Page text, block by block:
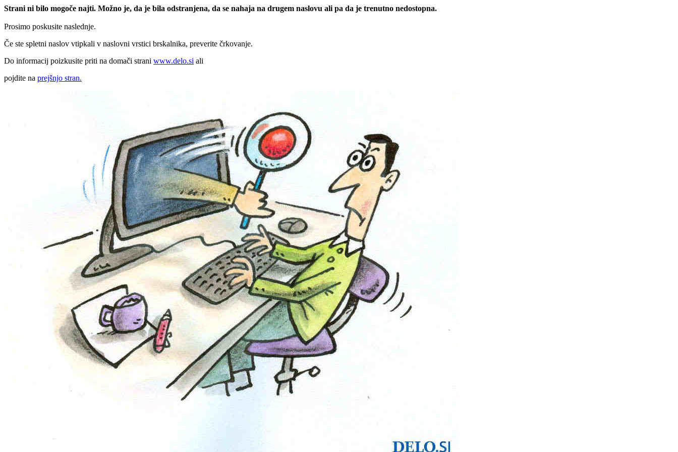
Strani ni bilo mogoče najti. Možno je, da je bila odstranjena, da se nahaja na drugem naslovu ali pa da je trenutno nedostopna.
Prosimo poskusite naslednje.
Če ste spletni naslov vtipkali v naslovni vrstici brskalnika, preverite črkovanje.
Do informacij poizkusite priti na domači strani www.delo.si ali
pojdite na prejšnjo stran.